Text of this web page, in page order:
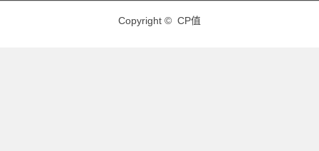
Copyright © CP值